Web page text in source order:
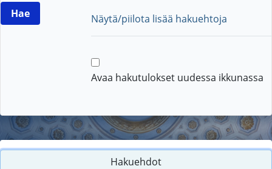
Näytä/piilota lisää hakuehtoja
Avaa hakutulokset uudessa ikkunassa
Hakuehdot